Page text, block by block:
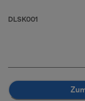
DLSK001